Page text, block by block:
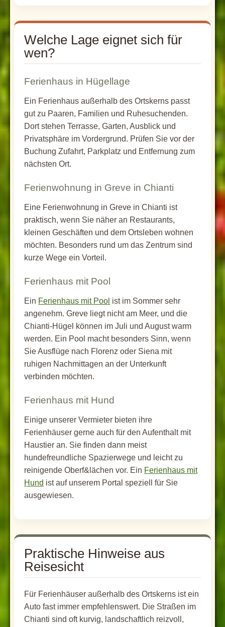
Welche Lage eignet sich für
wen?
Ferienhaus in Hügellage
Ein Ferienhaus außerhalb des Ortskerns passt
gut zu Paaren, Familien und Ruhesuchenden.
Dort stehen Terrasse, Garten, Ausblick und
Privatsphäre im Vordergrund. Prüfen Sie vor der
Buchung Zufahrt, Parkplatz und Entfernung zum
nächsten Ort.
Ferienwohnung in Greve in Chianti
Eine Ferienwohnung in Greve in Chianti ist
praktisch, wenn Sie näher an Restaurants,
kleinen Geschäften und dem Ortsleben wohnen
möchten. Besonders rund um das Zentrum sind
kurze Wege ein Vorteil.
Ferienhaus mit Pool
Ein Ferienhaus mit Pool ist im Sommer sehr
angenehm. Greve liegt nicht am Meer, und die
Chianti-Hügel können im Juli und August warm
werden. Ein Pool macht besonders Sinn, wenn
Sie Ausflüge nach Florenz oder Siena mit
ruhigen Nachmittagen an der Unterkunft
verbinden möchten.
Ferienhaus mit Hund
Einige unserer Vermieter bieten ihre
Ferienhäuser gerne auch für den Aufenthalt mit
Haustier an. Sie finden dann meist
hundefreundliche Spazierwege und leicht zu
reinigende Oberf&lächen vor. Ein Ferienhaus mit
Hund ist auf unserem Portal speziell für Sie
ausgewiesen.
Praktische Hinweise aus
Reisesicht
Für Ferienhäuser außerhalb des Ortskerns ist ein
Auto fast immer empfehlenswert. Die Straßen im
Chianti sind oft kurvig, landschaftlich reizvoll,